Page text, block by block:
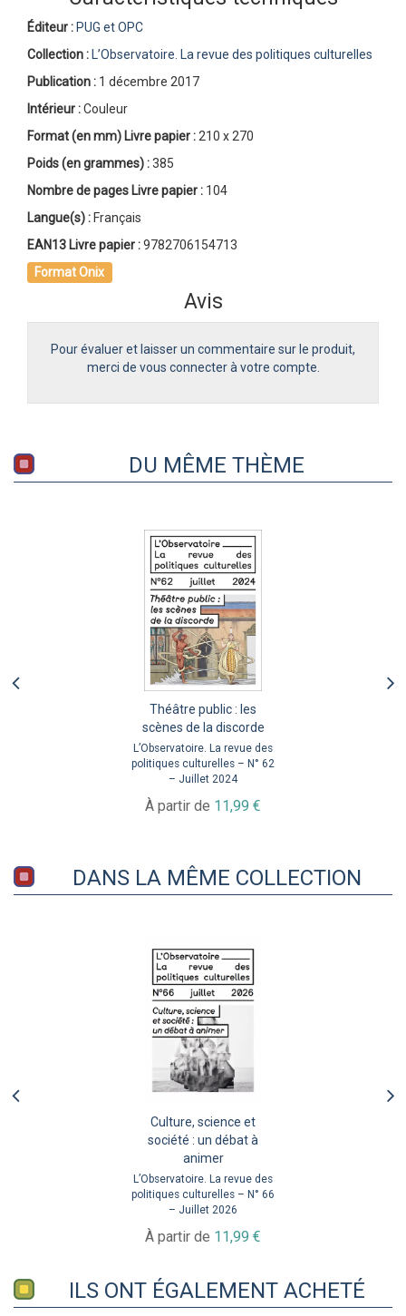
Éditeur : PUG et OPC
Collection : L’Observatoire. La revue des politiques culturelles
Publication : 1 décembre 2017
Intérieur :Couleur
Format (en mm) Livre papier : 210 x 270
Poids (en grammes) :385
Nombre de pages Livre papier : 104
Langue(s) : Français
EAN13 Livre papier :9782706154713
Format Onix
Avis
Pour évaluer et laisser un commentaire sur le produit,
merci de vous connecter à votre compte.
DU MÊME THÈME
Théâtre public : les
scènes de la discorde
L’Observatoire. La revue des
politiques culturelles – N° 62
– Juillet 2024
À partir de 11,99 €
DANS LA MÊME COLLECTION
Culture, science et
société : un débat à
animer
L’Observatoire. La revue des
politiques culturelles – N° 66
– Juillet 2026
À partir de 11,99 €
ILS ONT ÉGALEMENT ACHETÉ